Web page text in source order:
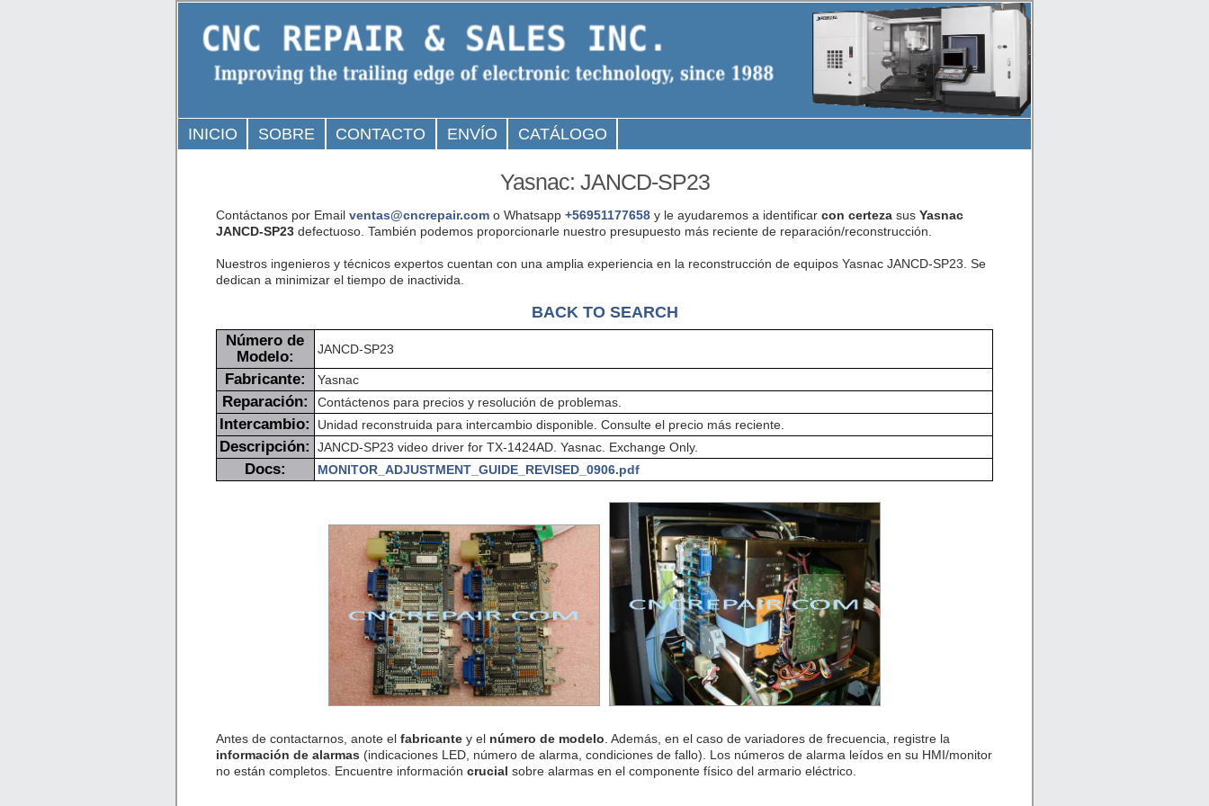
INICIO SOBRE CONTACTO ENVÍO CATÁLOGO
Yasnac: JANCD-SP23
Contáctanos por Email ventas@cncrepair.como Whatsapp +56951177658y le ayudaremos a identificar con certezasus Yasnac
JANCD-SP23defectuoso. También podemos proporcionarle nuestro presupuesto más reciente de reparación/reconstrucción.
Nuestros ingenieros y técnicos expertos cuentan con una amplia experiencia en la reconstrucción de equipos Yasnac JANCD-SP23. Se
dedican a minimizar el tiempo de inactivida.
BACK TO SEARCH
Número de
Modelo:
JANCD-SP23
Fabricante: Yasnac
Reparación: Contáctenos para precios y resolución de problemas.
Intercambio: Unidad reconstruida para intercambio disponible. Consulte el precio más reciente.
Descripción: JANCD-SP23 video driver for TX-1424AD. Yasnac. Exchange Only.
Docs: MONITOR_ADJUSTMENT_GUIDE_REVISED_0906.pdf
Antes de contactarnos, anote el fabricantey el número de modelo . Además, en el caso de variadores de frecuencia, registre la
información de alarmas (indicaciones LED, número de alarma, condiciones de fallo). Los números de alarma leídos en su HMI/monitor
no están completos. Encuentre información crucial sobre alarmas en el componente físico del armario eléctrico.